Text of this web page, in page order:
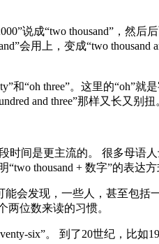
说成“two thousand”，然
会用上，变成“two
和“oh three”。这里的“oh”
and three”那样又长又别扭
时间是更主流的。 很多母
“two thousand + 数字”的表达
会发现，一些人，甚至包括
位数来读的习惯。
six”。 到了20世纪，比